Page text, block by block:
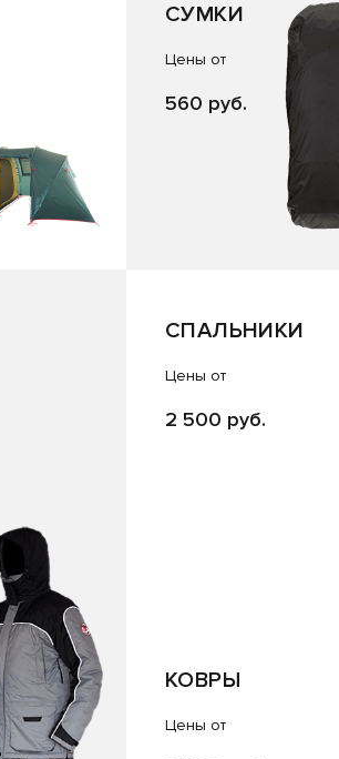
СУМКИ
Цены от
560 руб.
СПАЛЬНИКИ
Цены от
2 500 руб.
КОВРЫ
Цены от